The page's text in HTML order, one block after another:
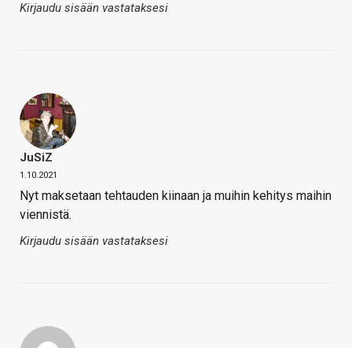
Kirjaudu sisään vastataksesi
JuSiZ
1.10.2021
Nyt maksetaan tehtauden kiinaan ja muihin kehitys maihin
viennistä.
Kirjaudu sisään vastataksesi